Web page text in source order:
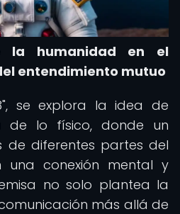
la humanidad en el
entendimiento mutuo
se explora la idea de
de lo físico, donde un
de diferentes partes del
una conexión mental y
no solo plantea la
más allá de